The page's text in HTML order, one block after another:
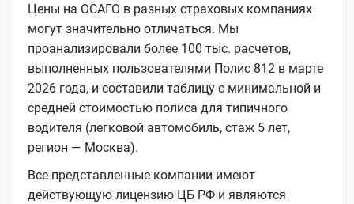
Цены на ОСАГО в разных страховых компаниях
могут значительно отличаться. Мы
проанализировали более 100 тыс. расчетов,
выполненных пользователями Полис 812 в марте
2026 года, и составили таблицу с минимальной и
средней стоимостью полиса для типичного
водителя (легковой автомобиль, стаж 5 лет,
регион — Москва).
Все представленные компании имеют
действующую лицензию ЦБ РФ и являются